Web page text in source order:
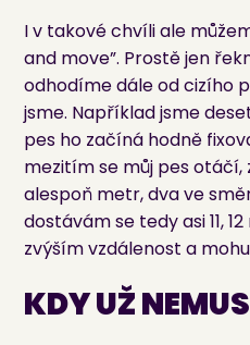
I v takové chvíli ale
and move”. Prostě jen
odhodíme dále od cizího
jsme. Například jsme
pes ho začíná hodně
mezitím se můj pes otáčí,
alespoň metr, dva ve
dostávám se tedy asi 11,
zvýším vzdálenost a
KDY UŽ